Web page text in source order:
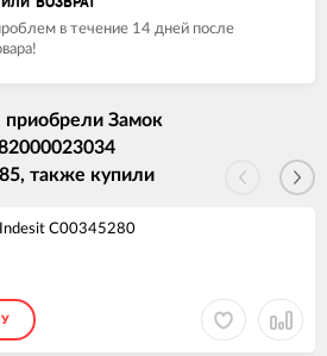
в течение 14 дней после
приобрели Замок
также купили
C00345280